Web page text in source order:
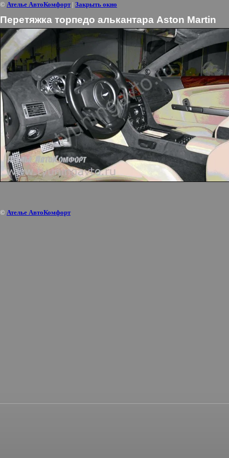
© Ателье АвтоКомфорт| Закрыть окно
Перетяжка торпедо алькантара Aston Martin
© Ателье АвтоКомфорт